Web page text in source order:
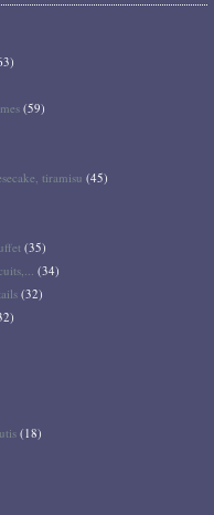
(59)
tiramisu (45)
(35)
(34)
(32)
(18)